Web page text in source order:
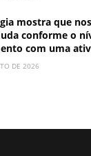
mostra que
conforme o
com uma
DE 2026